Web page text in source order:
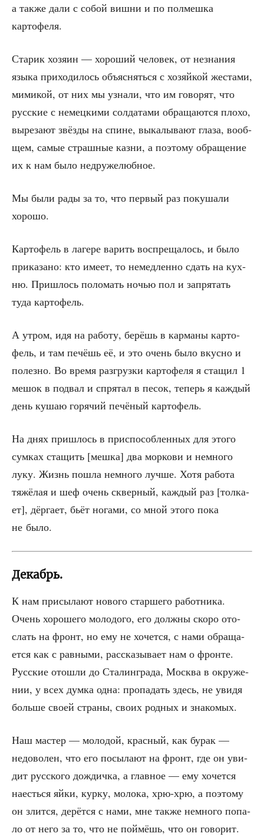
а так­же дали с собой виш­ни и по пол­меш­ка
картофеля.
Ста­рик хозя­ин — хоро­ший чело­век, от незна­ния
язы­ка при­хо­ди­лось объ­яс­нять­ся с хозяй­кой жеста­ми,
мими­кой, от них мы узна­ли, что им гово­рят, что
рус­ские с немец­ки­ми сол­да­та­ми обра­ща­ют­ся пло­хо,
выре­за­ют звёз­ды на спине, выка­лы­ва­ют гла­за, вооб­
щем, самые страш­ные каз­ни, а поэто­му обра­ще­ние
их к нам было недружелюбное.
Мы были рады за то, что пер­вый раз поку­ша­ли
хорошо.
Кар­то­фель в лаге­ре варить вос­пре­ща­лось, и было
при­ка­за­но: кто име­ет, то немед­лен­но сдать на кух­
ню. При­шлось поло­мать ночью пол и запря­тать
туда картофель.
А утром, идя на рабо­ту, берёшь в кар­ма­ны кар­то­
фель, и там печёшь её, и это очень было вкус­но и
полез­но. Во вре­мя раз­груз­ки кар­то­фе­ля я ста­щил 1
мешок в под­вал и спря­тал в песок, теперь я каж­дый
день кушаю горя­чий печё­ный картофель.
На днях при­шлось в при­спо­соб­лен­ных для это­го
сум­ках ста­щить [меш­ка] два мор­ко­ви и немно­го
луку. Жизнь пошла немно­го луч­ше. Хотя рабо­та
тяжё­лая и шеф очень сквер­ный, каж­дый раз [тол­ка­
ет], дёр­га­ет, бьёт нога­ми, со мной это­го пока
не было.
Декабрь.
К нам при­сы­ла­ют ново­го стар­ше­го работ­ни­ка.
Очень хоро­ше­го моло­до­го, его долж­ны ско­ро ото­
слать на фронт, но ему не хочет­ся, с нами обра­ща­
ет­ся как с рав­ны­ми, рас­ска­зы­ва­ет нам о фрон­те.
Рус­ские ото­шли до Ста­лин­гра­да, Москва в окру­же­
нии, у всех дум­ка одна: про­па­дать здесь, не уви­дя
боль­ше сво­ей стра­ны, сво­их род­ных и знакомых.
Наш мастер — моло­дой, крас­ный, как бурак —
недо­во­лен, что его посы­ла­ют на фронт, где он уви­
дит рус­ско­го дож­дич­ка, а глав­ное — ему хочет­ся
наесть­ся яйки, кур­ку, моло­ка, хрю-хрю, а поэто­му
он злит­ся, дерёт­ся с нами, мне так­же немно­го попа­
ло от него за то, что не пой­мёшь, что он гово­рит.